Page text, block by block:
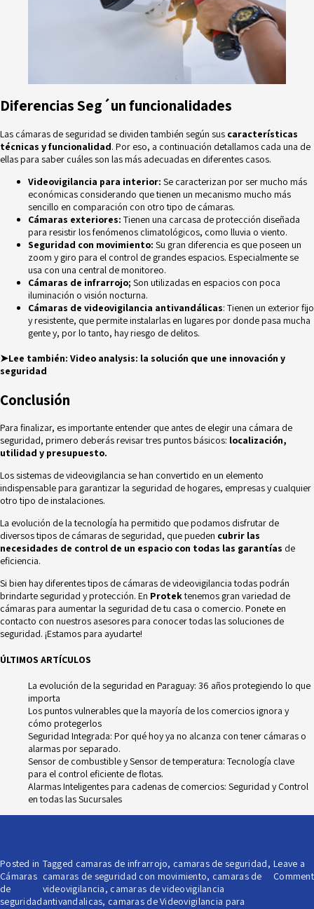
Diferencias Seg´un funcionalidades
Las cámaras de seguridad se dividen también según sus características
técnicas y funcionalidad. Por eso, a continuación detallamos cada una de
ellas para saber cuáles son las más adecuadas en diferentes casos.
Videovigilancia para interior: Se caracterizan por ser mucho más
económicas considerando que tienen un mecanismo mucho más
sencillo en comparación con otro tipo de cámaras.
Cámaras exteriores: Tienen una carcasa de protección diseñada
para resistir los fenómenos climatológicos, como lluvia o viento.
Seguridad con movimiento: Su gran diferencia es que poseen un
zoom y giro para el control de grandes espacios. Especialmente se
usa con una central de monitoreo.
Cámaras de infrarrojo; Son utilizadas en espacios con poca
iluminación o visión nocturna.
Cámaras de videovigilancia antivandálicas: Tienen un exterior fijo
y resistente, que permite instalarlas en lugares por donde pasa mucha
gente y, por lo tanto, hay riesgo de delitos.
➤Lee también: Video analysis: la solución que une innovación y
seguridad
Conclusión
Para finalizar, es importante entender que antes de elegir una cámara de
seguridad, primero deberás revisar tres puntos básicos: localización,
utilidad y presupuesto.
Los sistemas de videovigilancia se han convertido en un elemento
indispensable para garantizar la seguridad de hogares, empresas y cualquier
otro tipo de instalaciones.
La evolución de la tecnología ha permitido que podamos disfrutar de
diversos tipos de cámaras de seguridad, que pueden cubrir las
necesidades de control de un espacio con todas las garantías de
eficiencia.
Si bien hay diferentes tipos de cámaras de videovigilancia todas podrán
brindarte seguridad y protección. En Protektenemos gran variedad de
cámaraspara aumentar la seguridad de tu casa o comercio. Ponete en
contacto con nuestros asesores para conocer todas las soluciones de
seguridad. ¡Estamos para ayudarte!
ÚLTIMOS ARTÍCULOS
La evolución de la seguridad en Paraguay: 36 años protegiendo lo que
importa
Los puntos vulnerables que la mayoría de los comercios ignora y
cómo protegerlos
Seguridad Integrada: Por qué hoy ya no alcanza con tener cámaras o
alarmas por separado.
Sensor de combustible y Sensor de temperatura: Tecnología clave
para el control eficiente de flotas.
Alarmas Inteligentes para cadenas de comercios: Seguridad y Control
en todas las Sucursales
Posted in
Cámaras
de
seguridad
Tagged camaras de infrarrojo, camaras de seguridad,
camaras de seguridad con movimiento, camaras de
videovigilancia, camaras de videovigilancia
antivandalicas, camaras de Videovigilancia para
Leave a
Comment